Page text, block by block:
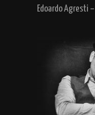
Edoardo Agresti